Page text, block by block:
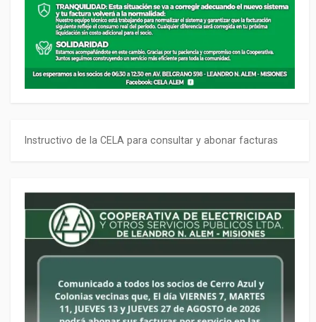
Instructivo de la CELA para consultar y abonar facturas